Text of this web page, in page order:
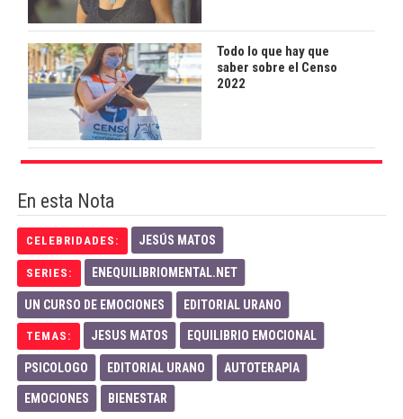
Todo lo que hay que
saber sobre el Censo
2022
En esta Nota
CELEBRIDADES: JESÚS MATOS
SERIES: ENEQUILIBRIOMENTAL.NET
UN CURSO DE EMOCIONES EDITORIAL URANO
TEMAS: JESUS MATOS EQUILIBRIO EMOCIONAL
PSICOLOGO EDITORIAL URANO AUTOTERAPIA
EMOCIONES BIENESTAR